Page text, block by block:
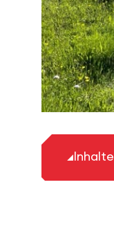
Inhalte